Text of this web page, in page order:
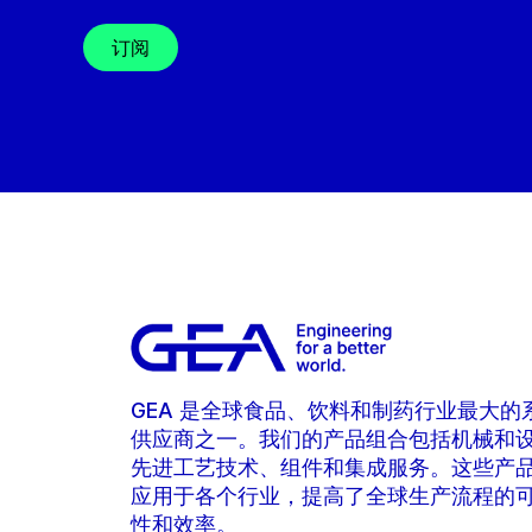
订阅
GEA 是全球食品、饮料和制药行业最大的
供应商之一。我们的产品组合包括机械和
先进工艺技术、组件和集成服务。这些产
应用于各个行业，提高了全球生产流程的
性和效率。